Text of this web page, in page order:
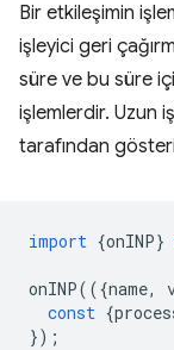
Bir etkileşimin
işleyici geri
süre ve bu süre
işlemlerdir. Uzun
tarafından
import {onINP}
onINP(({name,
const {
});